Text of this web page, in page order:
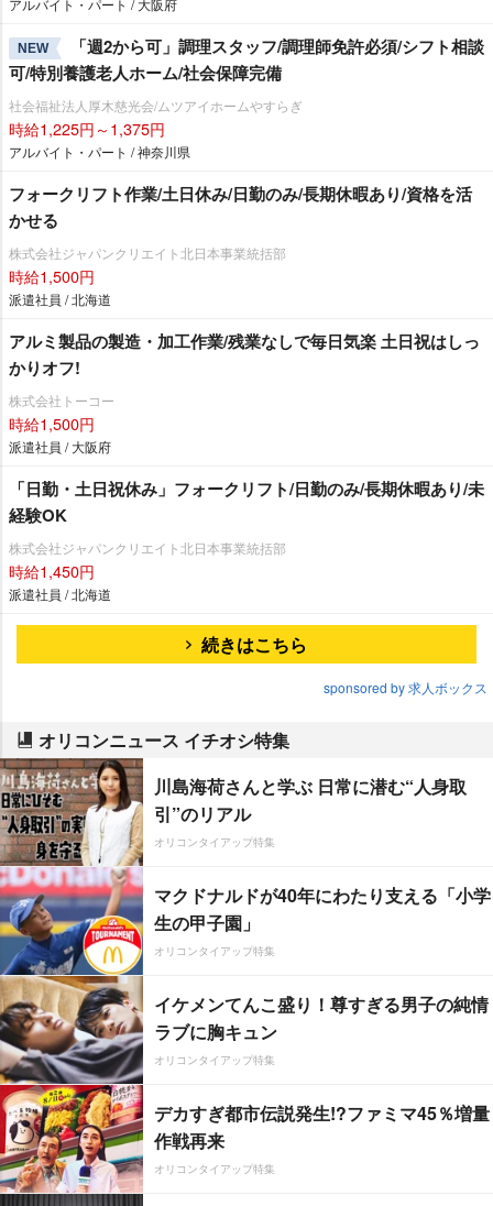
アルバイト・パート / 大阪府
NEW
「週2から可」調理スタッフ/調理師免許必須/シフト相談
可/特別養護老人ホーム/社会保障完備
社会福祉法人厚木慈光会/ムツアイホームやすらぎ
時給1,225円～1,375円
アルバイト・パート / 神奈川県
フォークリフト作業/土日休み/日勤のみ/長期休暇あり/資格を活
かせる
株式会社ジャパンクリエイト北日本事業統括部
時給1,500円
派遣社員 / 北海道
アルミ製品の製造・加工作業/残業なしで毎日気楽 土日祝はしっ
かりオフ!
株式会社トーコー
時給1,500円
派遣社員 / 大阪府
「日勤・土日祝休み」フォークリフト/日勤のみ/長期休暇あり/未
経験OK
株式会社ジャパンクリエイト北日本事業統括部
時給1,450円
派遣社員 / 北海道
続きはこちら
sponsored by 求人ボックス
オリコンニュース イチオシ特集
川島海荷さんと学ぶ 日常に潜む“人身取
引”のリアル
オリコンタイアップ特集
マクドナルドが40年にわたり支える「小学
生の甲子園」
オリコンタイアップ特集
イケメンてんこ盛り！尊すぎる男子の純情
ラブに胸キュン
オリコンタイアップ特集
デカすぎ都市伝説発生!?ファミマ45％増量
作戦再来
オリコンタイアップ特集